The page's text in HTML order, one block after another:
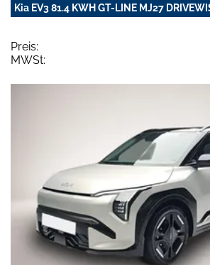
Kia EV3 81.4 KWH GT-LINE MJ27
Preis:
MWSt: